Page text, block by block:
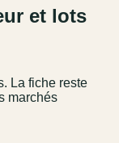
et lots
La fiche reste
marchés